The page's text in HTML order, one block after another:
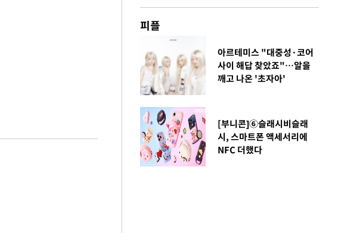
피플
아르테미스 "대중성·코어
사이 해답 찾았죠"…알을
깨고 나온 '초자아'
[부니콘]⑥슬래시비슬래
시, 스마트폰 액세서리에
NFC 더했다